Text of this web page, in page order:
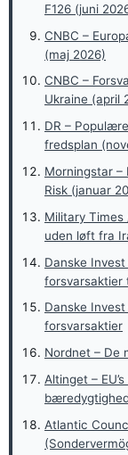
F126 (juni
CNBC –
(maj 2026)
CNBC –
Ukraine (april
DR –
fredsplan
Morningstar –
Risk (januar
Military Times
uden løft fra
Danske
forsvarsaktier
Danske
forsvarsaktier
Nordnet – De
Altinget –
Atlantic